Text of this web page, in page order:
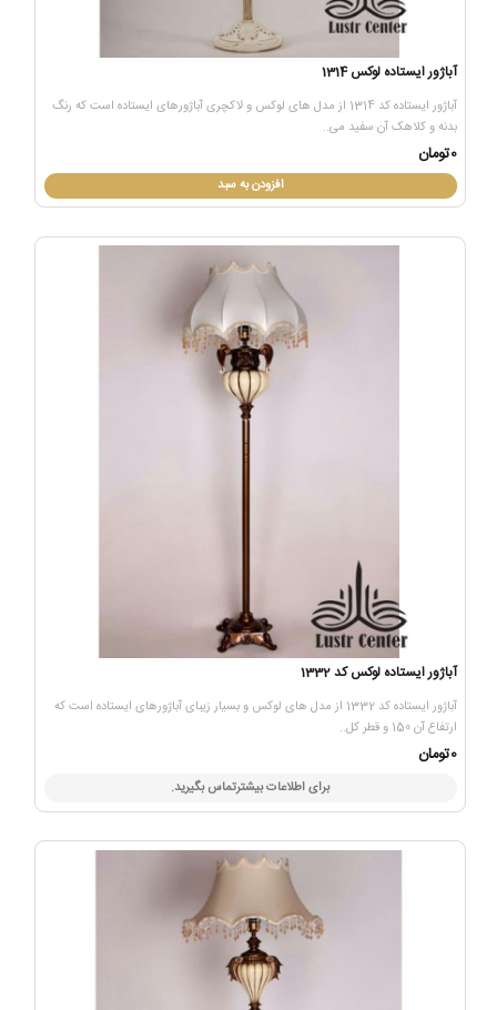
آباژور ایستاده لوکس 1314
آباژور ایستاده کد 1314 از مدل های لوکس و لاکچری آباژورهای ایستاده است که رنگ
بدنه و کلاهک آن سفید می..
0تومان
افزودن به سبد
آباژور ایستاده لوکس کد 1332
آباژور ایستاده کد 1332 از مدل های لوکس و بسیار زیبای آباژورهای ایستاده است که
ارتفاع آن 150 و قطر کل..
0تومان
برای اطلاعات بیشترتماس بگیرید.